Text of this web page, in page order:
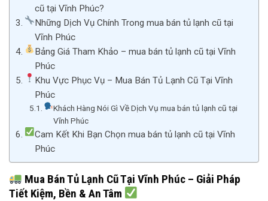
cũ tại Vĩnh Phúc?
Những Dịch Vụ Chính Trong mua bán tủ lạnh cũ tại
Vĩnh Phúc
Bảng Giá Tham Khảo – mua bán tủ lạnh cũ tại Vĩnh
Phúc
Khu Vực Phục Vụ – Mua Bán Tủ Lạnh Cũ Tại Vĩnh
Phúc
Khách Hàng Nói Gì Về Dịch Vụ mua bán tủ lạnh cũ tại
Vĩnh Phúc
Cam Kết Khi Bạn Chọn mua bán tủ lạnh cũ tại Vĩnh
Phúc
Mua Bán Tủ Lạnh Cũ Tại Vĩnh Phúc – Giải Pháp
Tiết Kiệm, Bền & An Tâm